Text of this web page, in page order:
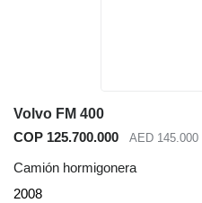
Volvo FM 400
COP 125.700.000
AED 145.000
Camión hormigonera
2008